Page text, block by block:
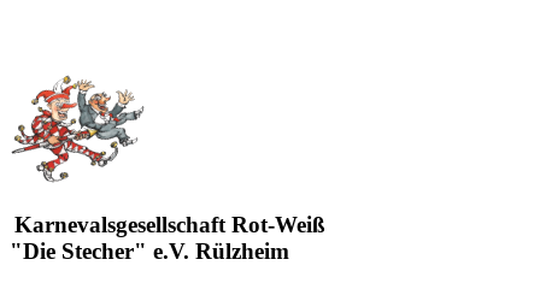
Karnevalsgesellschaft Rot-Weiß
"Die Stecher" e.V. Rülzheim